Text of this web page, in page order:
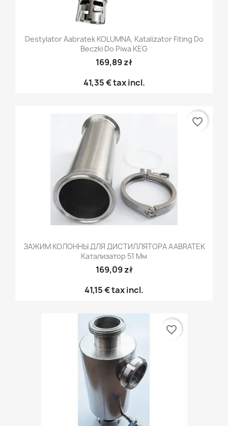
Destylator Aabratek KOLUMNA, Katalizator Fiting Do
Beczki Do Piwa KEG
169,89 zł
41,35 €tax incl.
ЗАЖИМ КОЛОННЫ ДЛЯ ДИСТИЛЛЯТОРА AABRATEK
Катализатор 51 Мм
169,09 zł
41,15 €tax incl.
favorite_border
favorite_border